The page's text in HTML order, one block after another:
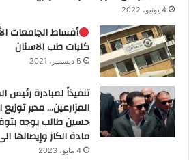
4 يونيو، 2022
أقساط الجامعات
كليات طب الاسنان
6 ديسمبر، 2021
تنفيذاً لمبادرة رئيس
المزارعين… مدير
حسين طالب يوجه
مادة الكاز وإيصالها
4 مايو، 2023